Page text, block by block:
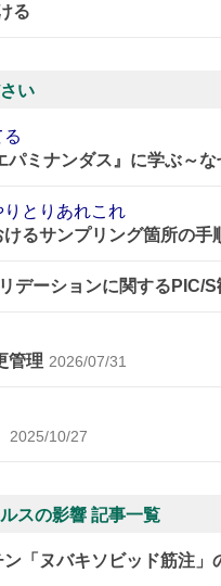
る
い
る
パミナンダス』に学ぶ～
りとりあれこれ
るサンプリング箇所の手
デーションに関するPIC/
管理 2026/07/31
2025/10/27
スの影響 記事一覧
「ヌバキソビッド筋注